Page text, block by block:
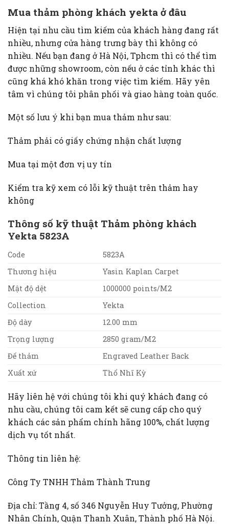
Mua thảm phòng khách yekta ở đâu
Hiện tại nhu cầu tìm kiếm của khách hàng đang rất
nhiều, nhưng cửa hàng trưng bày thì không có
nhiều. Nếu bạn đang ở Hà Nội, Tphcm thì có thể tìm
được những showroom, còn nếu ở các tỉnh khác thì
cũng khá khó khăn trong việc tìm kiếm. Hãy yên
tâm vì chúng tôi phân phối và giao hàng toàn quốc.
Một số lưu ý khi bạn mua thảm như sau:
Thảm phải có giấy chứng nhận chất lượng
Mua tại một đơn vị uy tín
Kiểm tra kỹ xem có lỗi kỹ thuật trên thảm hay
không
Thông số kỹ thuật Thảm phòng khách
Yekta 5823A
Code
5823A
Thương hiệu
Yasin Kaplan Carpet
Mật độ dệt
1000000 points/M2
Collection
Yekta
Độ dày
12.00 mm
Trọng lượng
2850 gram/M2
Đế thảm
Engraved Leather Back
Xuất xứ
Thổ Nhĩ Kỳ
Hãy liên hệ với chúng tôi khi quý khách đang có
nhu cầu, chúng tôi cam kết sẽ cung cấp cho quý
khách các sản phẩm chính hãng 100%, chất lượng
dịch vụ tốt nhất.
Thông tin liên hệ:
Công Ty TNHH Thảm Thành Trung
Địa chỉ: Tầng 4, số 346 Nguyễn Huy Tưởng, Phường
Nhân Chính, Quận Thanh Xuân, Thành phố Hà Nội.